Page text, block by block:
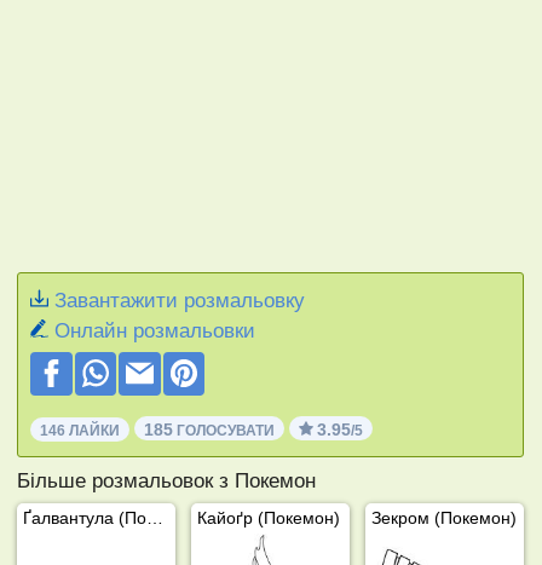
Завантажити розмальовку
Онлайн розмальовки
146 ЛАЙКИ 185 ГОЛОСУВАТИ 3.95/5
Більше розмальовок з Покемон
Кайоґр (Покемон) Зекром (Покемон)